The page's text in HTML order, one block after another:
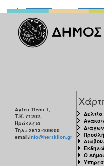
2015
2013
2012
Αγίου Τίτου 1,
Τ.Κ. 71202,
Ηράκλειο
Τηλ.: 2813-409000
email:info@heraklion.gr
Δελτία
Ο Δήμος